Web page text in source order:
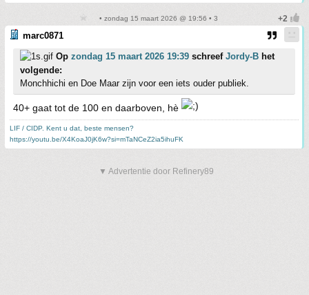
• zondag 15 maart 2026 @ 19:56 • 3
marc0871
Op zondag 15 maart 2026 19:39 schreef Jordy-B het
volgende:
Monchhichi en Doe Maar zijn voor een iets ouder publiek.
40+ gaat tot de 100 en daarboven, hè
LIF / CIDP. Kent u dat, beste mensen?
https://youtu.be/X4KoaJ0jK6w?si=mTaNCeZ2ia5ihuFK
▼ Advertentie door Refinery89